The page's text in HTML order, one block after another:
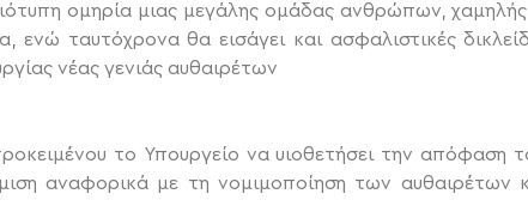
ομηρία μιας μεγάλης ομάδας ανθρώπων,
ενώ ταυτόχρονα θα εισάγει και ασφαλιστικές
νέας γενιάς αυθαιρέτων
το Υπουργείο να υιοθετήσει την απόφαση
αναφορικά με τη νομιμοποίηση των αυθαιρέτων